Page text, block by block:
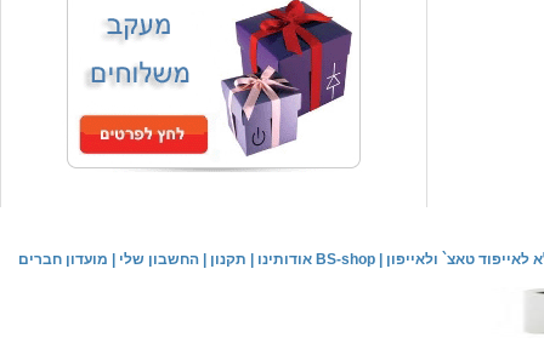
₪59.00
המחיר שלך
משלוח חינם
שעון יד לילדים \ הלו קיטי - לבן
₪44.00 המחיר שלך מועדון חברים החשבון שלי תקנון אודותינו BS-shop טאצ` ולאייפון